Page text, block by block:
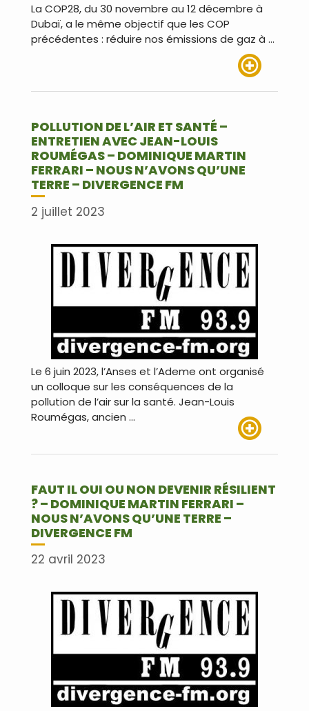
La COP28, du 30 novembre au 12 décembre à
Dubaï, a le même objectif que les COP
précédentes : réduire nos émissions de gaz à …
POLLUTION DE L’AIR ET SANTÉ –
ENTRETIEN AVEC JEAN-LOUIS
ROUMÉGAS – DOMINIQUE MARTIN
FERRARI – NOUS N’AVONS QU’UNE
TERRE – DIVERGENCE FM
2 juillet 2023
Le 6 juin 2023, l’Anses et l’Ademe ont organisé
un colloque sur les conséquences de la
pollution de l’air sur la santé. Jean-Louis
Roumégas, ancien …
FAUT IL OUI OU NON DEVENIR RÉSILIENT
? – DOMINIQUE MARTIN FERRARI –
NOUS N’AVONS QU’UNE TERRE –
DIVERGENCE FM
22 avril 2023